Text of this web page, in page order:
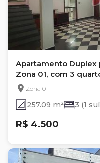
Apartamento Duplex
Zona 01, com 3
Zona 01
257.09 m² 3 (1
R$ 4.500